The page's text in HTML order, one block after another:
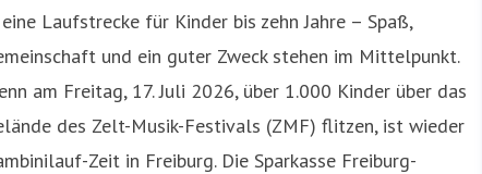
Laufstrecke für Kinder bis zehn Jahre – Spaß,
und ein guter Zweck stehen im Mittelpunkt.
am Freitag, 17. Juli 2026, über 1.000 Kinder über das
des Zelt-Musik-Festivals (ZMF) flitzen, ist wieder
Zeit in Freiburg. Die Sparkasse Freiburg-